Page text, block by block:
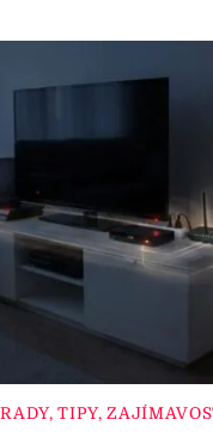
RADY, TIPY,